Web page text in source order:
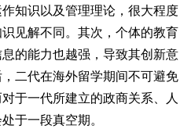
知识以及管理理论，很大程度
见解不同。其次，个体的教育
的能力也越强，导致其创新意
二代在海外留学期间不可避免
于一代所建立的政商关系、人
于一段真空期。